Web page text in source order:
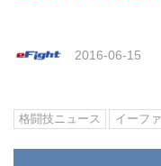
2016-06-15
格闘技ニュース イーフ